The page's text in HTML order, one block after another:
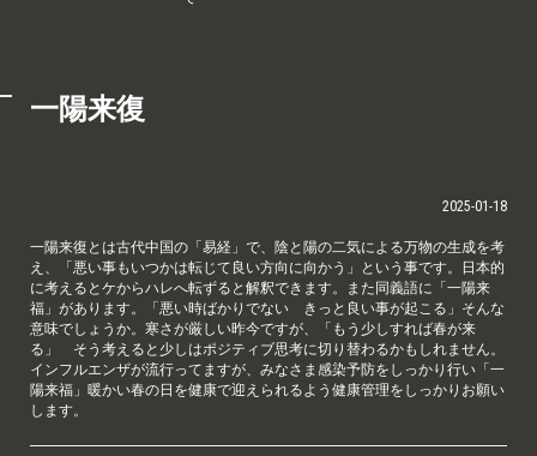
一陽来復
2025-01-18
一陽来復とは古代中国の「易経」で、陰と陽の二気による万物の生成を考
え、「悪い事もいつかは転じて良い方向に向かう」という事です。日本的
に考えるとケからハレへ転ずると解釈できます。また同義語に「一陽来
福」があります。「悪い時ばかりでない きっと良い事が起こる」そんな
意味でしょうか。寒さが厳しい昨今ですが、「もう少しすれば春が来
る」 そう考えると少しはポジティブ思考に切り替わるかもしれません。
インフルエンザが流行ってますが、みなさま感染予防をしっかり行い「一
陽来福」暖かい春の日を健康で迎えられるよう健康管理をしっかりお願い
します。